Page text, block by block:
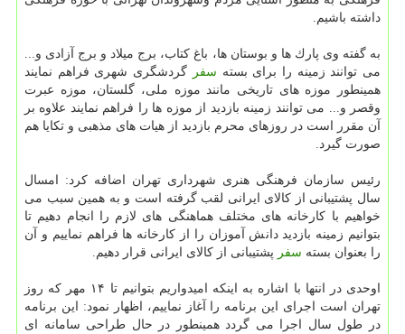
داشته باشیم.
به گفته وی پارك ها و بوستان ها، باغ كتاب، برج میلاد و برج آزادی و...
می توانند زمینه را برای بسته سفر
گردشگری شهری فراهم نمایند
همینطور موزه های تاریخی مانند موزه ملی، گلستان، موزه عبرت
وقصر و... می توانند زمینه بازدید از موزه ها را فراهم نمایند علاوه بر
آن مقرر است در روزهای محرم بازدید از هیات های مذهبی و تكایا هم
صورت گیرد.
رئیس سازمان فرهنگی هنری شهرداری تهران اضافه كرد: امسال
سال پشتیبانی از كالای ایرانی لقب گرفته است و به همین سبب می
خواهیم با كارخانه های مختلف هماهنگی های لازم را انجام دهیم تا
بتوانیم زمینه بازدید دانش آموزان را از كارخانه ها فراهم نماییم و آن
را بعنوان بسته سفر پشتیبانی از كالای ایرانی قرار دهیم.
اوحدی در انتها با اشاره به اینكه امیدواریم بتوانیم تا ۱۴ مهر كه روز
تهران است اجرای این برنامه را آغاز نماییم، اظهار نمود: این برنامه
در طول سال اجرا می گردد همینطور در حال طراحی سامانه ای